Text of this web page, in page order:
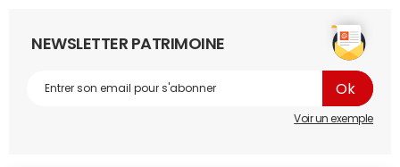
NEWSLETTER PATRIMOINE
Voir un exemple